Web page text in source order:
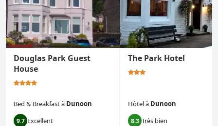
Douglas Park Guest
House
Bed & Breakfastà Dunoon
9.7 Excellent
The Park Hotel
Hôtelà Dunoon
8.3 Très bien